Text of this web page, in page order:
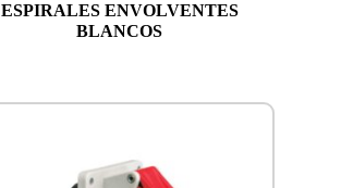
ESPIRALES ENVOLVENTES
BLANCOS